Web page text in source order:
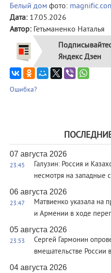
Белый дом фото:
Дата: 17.05.2026
Автор: Гетьманенко Наталья
Яндекс Дзен
Ошибка?
07 августа 2026
23:45
Галузин: Россия и
несмотря на западные
06 августа 2026
23:47
Матвиенко указала на
и Армении в ходе
05 августа 2026
23:53
Сергей Гармонин
вмешательстве России
04 августа 2026